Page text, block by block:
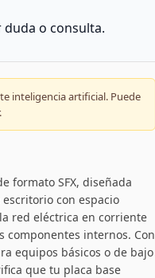
o consulta.
inteligencia artificial. Puede
formato SFX, diseñada
con espacio
red eléctrica en corriente
componentes internos. Con
equipos básicos o de bajo
que tu placa base